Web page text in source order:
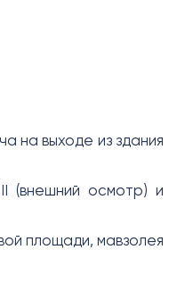
на выходе из здания
(внешний осмотр) и
площади, мавзолея